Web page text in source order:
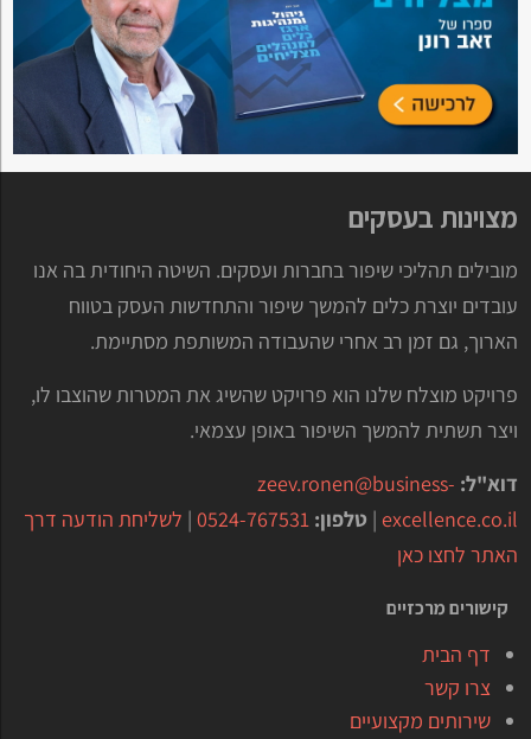
מצוינות בעסקים
מובילים תהליכי שיפור בחברות ועסקים. השיטה היחודית בה אנו
עובדים יוצרת כלים להמשך שיפור והתחדשות העסק בטווח
הארוך, גם זמן רב אחרי שהעבודה המשותפת מסתיימת.
פרויקט מוצלח שלנו הוא פרויקט שהשיג את המטרות שהוצבו לו,
ויצר תשתית להמשך השיפור באופן עצמאי.
דוא"ל: zeev.ronen@business-
excellence.co.il
| טלפון: 0524-767531
| לשליחת הודעה דרך
האתר לחצו כאן
קישורים מרכזיים
דף הבית
צרו קשר
שירותים מקצועיים